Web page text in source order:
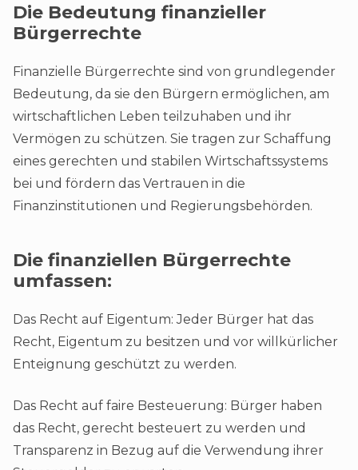
Die Bedeutung finanzieller
Bürgerrechte
Finanzielle Bürgerrechte sind von grundlegender
Bedeutung, da sie den Bürgern ermöglichen, am
wirtschaftlichen Leben teilzuhaben und ihr
Vermögen zu schützen. Sie tragen zur Schaffung
eines gerechten und stabilen Wirtschaftssystems
bei und fördern das Vertrauen in die
Finanzinstitutionen und Regierungsbehörden.
Die finanziellen Bürgerrechte
umfassen:
Das Recht auf Eigentum: Jeder Bürger hat das
Recht, Eigentum zu besitzen und vor willkürlicher
Enteignung geschützt zu werden.
Das Recht auf faire Besteuerung: Bürger haben
das Recht, gerecht besteuert zu werden und
Transparenz in Bezug auf die Verwendung ihrer